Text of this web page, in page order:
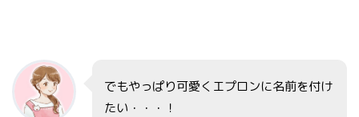
でもやっぱり可愛くエプロンに名前を付け
たい・・・！